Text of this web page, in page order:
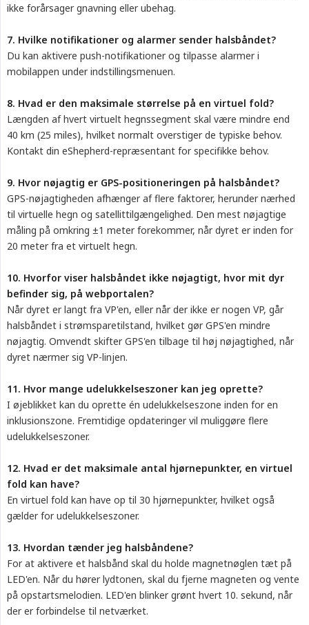
ikke forårsager gnavning eller ubehag.
7. Hvilke notifikationer og alarmer sender halsbåndet?
Du kan aktivere push-notifikationer og tilpasse alarmer i
mobilappen under indstillingsmenuen.
8. Hvad er den maksimale størrelse på en virtuel fold?
Længden af hvert virtuelt hegnssegment skal være mindre end
40 km (25 miles), hvilket normalt overstiger de typiske behov.
Kontakt din eShepherd-repræsentant for specifikke behov.
9. Hvor nøjagtig er GPS-positioneringen på halsbåndet?
GPS-nøjagtigheden afhænger af flere faktorer, herunder nærhed
til virtuelle hegn og satellittilgængelighed. Den mest nøjagtige
måling på omkring ±1 meter forekommer, når dyret er inden for
20 meter fra et virtuelt hegn.
10. Hvorfor viser halsbåndet ikke nøjagtigt, hvor mit dyr
befinder sig, på webportalen?
Når dyret er langt fra VP'en, eller når der ikke er nogen VP, går
halsbåndet i strømsparetilstand, hvilket gør GPS'en mindre
nøjagtig. Omvendt skifter GPS'en tilbage til høj nøjagtighed, når
dyret nærmer sig VP-linjen.
11. Hvor mange udelukkelseszoner kan jeg oprette?
I øjeblikket kan du oprette én udelukkelseszone inden for en
inklusionszone. Fremtidige opdateringer vil muliggøre flere
udelukkelseszoner.
12. Hvad er det maksimale antal hjørnepunkter, en virtuel
fold kan have?
En virtuel fold kan have op til 30 hjørnepunkter, hvilket også
gælder for udelukkelseszoner.
13. Hvordan tænder jeg halsbåndene?
For at aktivere et halsbånd skal du holde magnetnøglen tæt på
LED'en. Når du hører lydtonen, skal du fjerne magneten og vente
på opstartsmelodien. LED'en blinker grønt hvert 10. sekund, når
der er forbindelse til netværket.